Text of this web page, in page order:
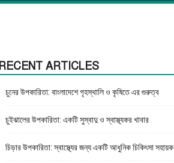
RECENT ARTICLES
চুনের উপকারিতা: বাংলাদেশে গৃহস্থালি ও কৃষিতে এর গুরুত্ব
চুইঝালের উপকারিতা: একটি সুস্বাদু ও স্বাস্থ্যকর খাবার
চিড়ার উপকারিতা: স্বাস্থ্যের জন্য একটি আধুনিক চিকিৎসা সহায়ক